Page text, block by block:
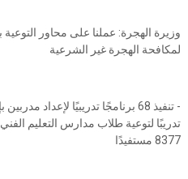
وزيرة الهجرة: عملنا على محاور
لمكافحة الهجرة غير الشرعية
تدريبًا لتوعية طلاب مدارس التعليم
8377 مستفيدًا